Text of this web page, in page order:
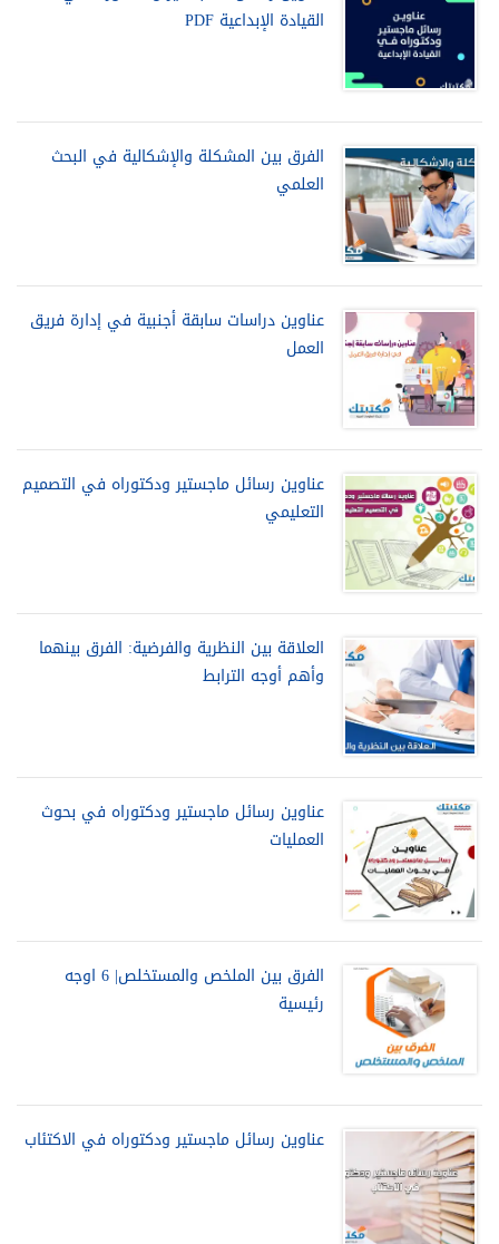
القيادة الإبداعية PDF
الفرق بين المشكلة والإشكالية في البحث
العلمي
عناوين دراسات سابقة أجنبية في إدارة فريق
العمل
عناوين رسائل ماجستير ودكتوراه في التصميم
التعليمي
العلاقة بين النظرية والفرضية: الفرق بينهما
وأهم أوجه الترابط
عناوين رسائل ماجستير ودكتوراه في بحوث
العمليات
الفرق بين الملخص والمستخلص| 6 اوجه
رئيسية
عناوين رسائل ماجستير ودكتوراه في الاكتئاب